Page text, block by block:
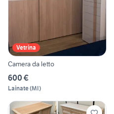
Vetrina
Camera da letto
600 €
Lainate(MI)